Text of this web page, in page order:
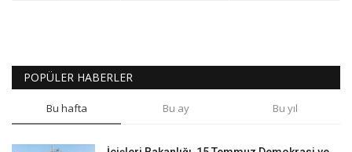
POPÜLER HABERLER
Bu hafta Bu ay Bu yıl